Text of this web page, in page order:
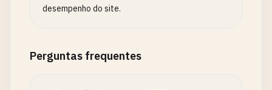
desempenho do site.
Perguntas frequentes